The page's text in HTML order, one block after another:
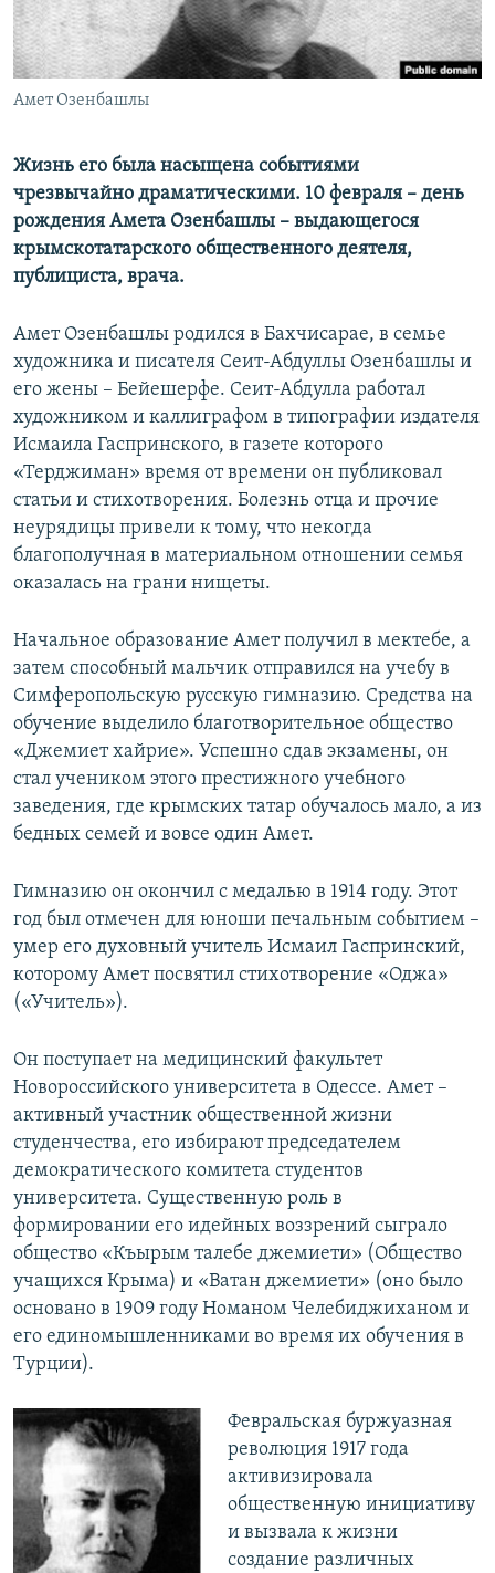
ПОБЕДИТЕЛЕЙ НЕ СУДЯТ?
КРЫМ.НЕПОКОРЕННЫЙ
ELIFBE
ПРИСОЕДИНЯЙТЕСЬ!
Все сайты RFE/RL
Амет Озенбашлы
Жизнь его была насыщена событиями
чрезвычайно драматическими. 10 февраля – день
рождения Амета Озенбашлы – выдающегося
крымскотатарского общественного деятеля,
публициста, врача.
Амет Озенбашлы родился в Бахчисарае, в семье
художника и писателя Сеит-Абдуллы Озенбашлы и
его жены – Бейешерфе. Сеит-Абдулла работал
художником и каллиграфом в типографии издателя
Исмаила Гаспринского, в газете которого
«Терджиман» время от времени он публиковал
статьи и стихотворения. Болезнь отца и прочие
неурядицы привели к тому, что некогда
благополучная в материальном отношении семья
оказалась на грани нищеты.
Начальное образование Амет получил в мектебе, а
затем способный мальчик отправился на учебу в
Симферопольскую русскую гимназию. Средства на
обучение выделило благотворительное общество
«Джемиет хайрие». Успешно сдав экзамены, он
стал учеником этого престижного учебного
заведения, где крымских татар обучалось мало, а из
бедных семей и вовсе один Амет.
Гимназию он окончил с медалью в 1914 году. Этот
год был отмечен для юноши печальным событием –
умер его духовный учитель Исмаил Гаспринский,
которому Амет посвятил стихотворение «Оджа»
(«Учитель»).
Он поступает на медицинский факультет
Новороссийского университета в Одессе. Амет –
активный участник общественной жизни
студенчества, его избирают председателем
демократического комитета студентов
университета. Существенную роль в
формировании его идейных воззрений сыграло
общество «Къырым талебе джемиети» (Общество
учащихся Крыма) и «Ватан джемиети» (оно было
основано в 1909 году Номаном Челебиджиханом и
его единомышленниками во время их обучения в
Турции).
Февральская буржуазная
революция 1917 года
активизировала
общественную инициативу
и вызвала к жизни
создание различных